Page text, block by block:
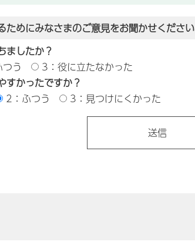
ためにみなさまのご意見をお聞かせください
ましたか？
う
3：役に立たなかった
すかったですか？
2：ふつう 3：見つけにくかった